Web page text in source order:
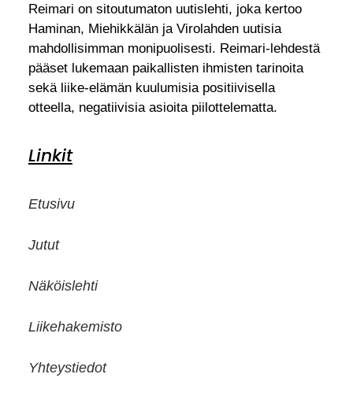
Reimari on sitoutumaton uutislehti, joka kertoo
Haminan, Miehikkälän ja Virolahden uutisia
mahdollisimman monipuolisesti. Reimari-lehdestä
pääset lukemaan paikallisten ihmisten tarinoita
sekä liike-elämän kuulumisia positiivisella
otteella, negatiivisia asioita piilottelematta.
Linkit
Etusivu
Jutut
Näköislehti
Liikehakemisto
Yhteystiedot